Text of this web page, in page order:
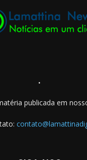
.
publicada em